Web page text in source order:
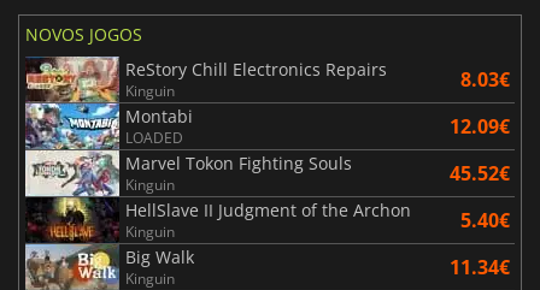
NOVOS JOGOS
ReStory Chill Electronics Repairs
Kinguin 8.03€
Montabi
LOADED 12.09€
Marvel Tokon Fighting Souls
Kinguin 45.52€
HellSlave II Judgment of the Archon
Kinguin 5.40€
Big Walk
Kinguin 11.34€